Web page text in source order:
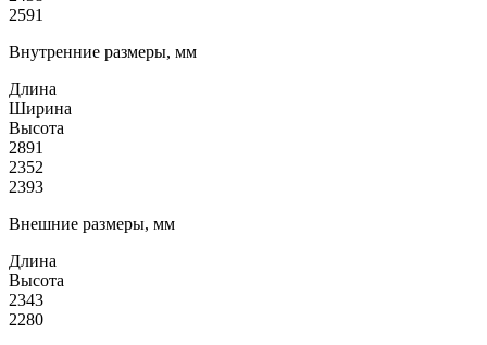
2591
Внутренние размеры, мм
Длина
Ширина
Высота
2891
2352
2393
Внешние размеры, мм
Длина
Высота
2343
2280